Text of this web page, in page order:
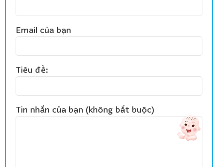
Email của bạn
Tiêu đề:
Tin nhắn của bạn (không bắt buộc)